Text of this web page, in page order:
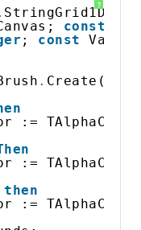
?
const
; const
.
:=
:=
then
:=